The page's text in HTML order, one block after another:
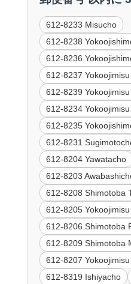
612-8233 Misucho
612-8238
612-8236
612-8237
612-8239
612-8234
612-8235
612-8231
612-8204 Yawatacho
612-8203
612-8208 Shimotoba
612-8205
612-8206 Shimotoba
612-8209 Shimotoba
612-8207
612-8319 Ishiyacho